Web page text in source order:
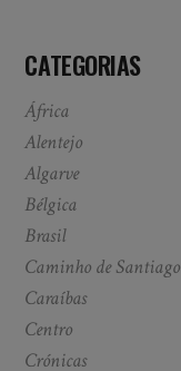
CATEGORIAS
África
Alentejo
Algarve
Bélgica
Brasil
Caminho de Santiago
Caraíbas
Centro
Crónicas